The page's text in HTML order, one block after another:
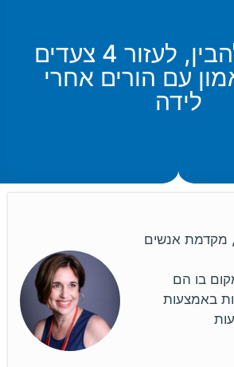
לראות, להבין, לעזור 4 צעדים
עם הורים אחרי
לידה
מקדמת אנשים
בו הם
באמצעות